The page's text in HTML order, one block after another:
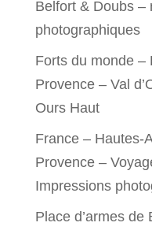
Belfort & Doubs –
photographiques
Forts du monde –
Provence – Val
Ours Haut
France – Hautes-
Provence –
Impressions
Place d’armes de